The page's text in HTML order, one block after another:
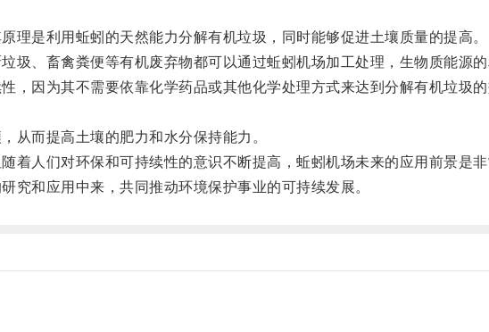
是利用蚯蚓的天然能力分解有机垃圾，同时能够促进土壤质量的提高。
、畜禽粪便等有机废弃物都可以通过蚯蚓机场加工处理，生物质能源的
因为其不需要依靠化学药品或其他化学处理方式来达到分解有机垃圾
而提高土壤的肥力和水分保持能力。
人们对环保和可持续性的意识不断提高，蚯蚓机场未来的应用前景是非
和应用中来，共同推动环境保护事业的可持续发展。